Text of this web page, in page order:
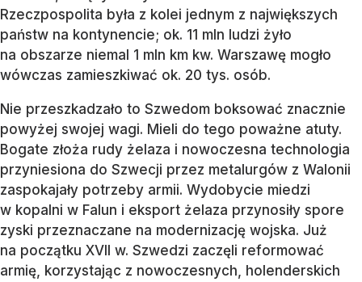
Rzeczpospolita była z kolei jednym z największych
państw na kontynencie; ok. 11 mln ludzi żyło
na obszarze niemal 1 mln km kw. Warszawę mogło
wówczas zamieszkiwać ok. 20 tys. osób.
Nie przeszkadzało to Szwedom boksować znacznie
powyżej swojej wagi. Mieli do tego poważne atuty.
Bogate złoża rudy żelaza i nowoczesna technologia
przyniesiona do Szwecji przez metalurgów z Walonii
zaspokajały potrzeby armii. Wydobycie miedzi
w kopalni w Falun i eksport żelaza przynosiły spore
zyski przeznaczane na modernizację wojska. Już
na początku XVII w. Szwedzi zaczęli reformować
armię, korzystając z nowoczesnych, holenderskich